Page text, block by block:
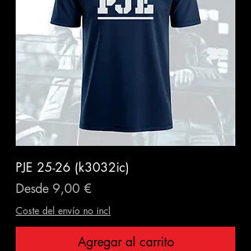
PJE 25-26 (k3032ic)
Desde 9,00 €
Precio de oferta
Coste del envío no incl
Agregar al carrito